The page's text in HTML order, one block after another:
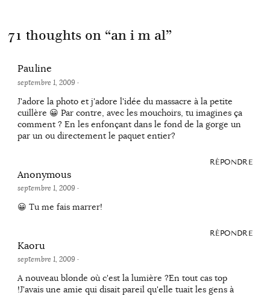
71 thoughts on “an i m al”
Pauline
septembre 1, 2009 ·
J'adore la photo et j'adore l'idée du massacre à la petite
cuillère 😀 Par contre, avec les mouchoirs, tu imagines ça
comment ? En les enfonçant dans le fond de la gorge un
par un ou directement le paquet entier?
RÉPONDRE
Anonymous
septembre 1, 2009 ·
😀 Tu me fais marrer!
RÉPONDRE
Kaoru
septembre 1, 2009 ·
A nouveau blonde où c'est la lumière ?En tout cas top
!J'avais une amie qui disait pareil qu'elle tuait les gens à